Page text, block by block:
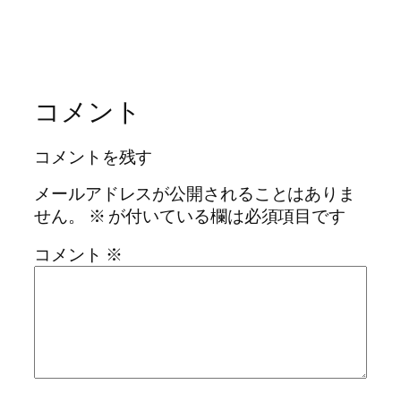
コメント
コメントを残す
メールアドレスが公開されることはありま
せん。
※ が付いている欄は必須項目です
コメント ※